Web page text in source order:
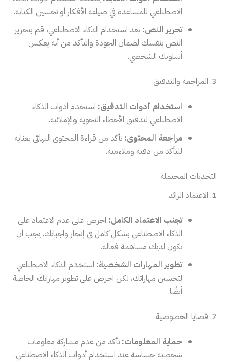
الاصطناعي للمساعدة في صياغة الأفكار أو تحسين الكتابة.
تحرير النص: بعد استخدام الذكاء الاصطناعي، قم بتحرير
النص بنفسك لضمان الجودة والتأكد من أنه يعكس
أسلوبك الشخصي.
3. المراجعة والتدقيق
استخدام أدوات التدقيق: استخدم أدوات الذكاء
الاصطناعي لتدقيق الأخطاء النحوية والإملائية.
مراجعة المحتوى: تأكد من قراءة المحتوى النهائي بعناية
للتأكد من دقته وملاءمته.
التحديات المحتملة
1. الاعتماد الزائد
تجنب الاعتماد الكامل: احرص على عدم الاعتماد على
الذكاء الاصطناعي بشكل كامل في إنجاز واجباتك. يجب أن
تكون لديك مساهمة فعالة.
تطوير المهارات الشخصية: استخدم الذكاء الاصطناعي
لتحسين مهاراتك، لكن احرص على تطوير مهاراتك الخاصة
أيضًا.
2. قضايا الخصوصية
حماية المعلومات: تأكد من عدم مشاركة معلومات
شخصية حساسة عند استخدام أدوات الذكاء الاصطناعي.